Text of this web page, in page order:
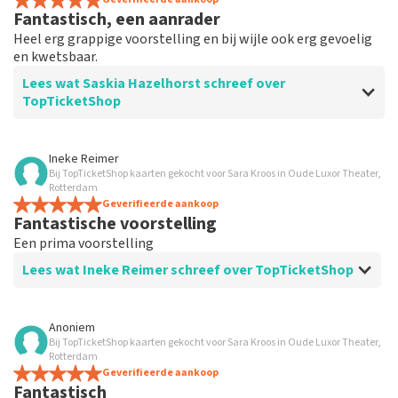
Fantastisch, een aanrader
Heel erg grappige voorstelling en bij wijle ook erg gevoelig
en kwetsbaar.
Lees wat Saskia Hazelhorst schreef over
TopTicketShop
Beoordeling van Saskia Hazelhorst over
Prima service.
Ineke Reimer
Bij TopTicketShop kaarten gekocht voor Sara Kroos in Oude Luxor Theater,
Rotterdam
Geverifieerde aankoop
Fantastische voorstelling
Een prima voorstelling
Lees wat Ineke Reimer schreef over TopTicketShop
Beoordeling van Ineke Reimer over
Prima
Ook prettig paar dagen voor voorstellingen een
reminder
Anoniem
Bij TopTicketShop kaarten gekocht voor Sara Kroos in Oude Luxor Theater,
Rotterdam
Geverifieerde aankoop
Fantastisch